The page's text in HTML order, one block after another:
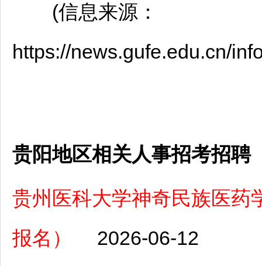
(信息来源：
https://news.gufe.edu.cn/
贵阳地区相关人事招考招聘
贵州医科大学神奇民族医药
报名）
2026-06-12